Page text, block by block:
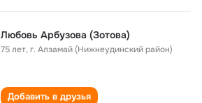
Любовь Арбузова (Зотова)
75 лет,г. Алзамай (Нижнеудинский район)
Добавить в друзья